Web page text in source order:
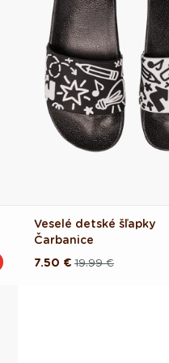
Veselé detské šľapky
Čarbanice
Pôvodná19.99 €
Akciová
7.50 €